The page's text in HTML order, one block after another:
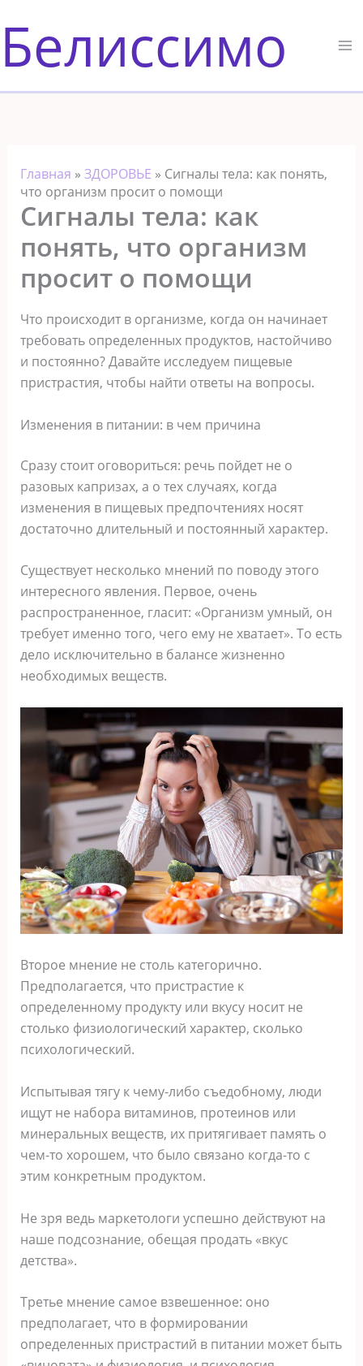
к
содержимому
Белиссимо
Главная » ЗДОРОВЬЕ » Сигналы тела: как понять,
что организм просит о помощи
Сигналы тела: как
понять, что организм
просит о помощи
Что происходит в организме, когда он начинает
требовать определенных продуктов, настойчиво
и постоянно? Давайте исследуем пищевые
пристрастия, чтобы найти ответы на вопросы.
Изменения в питании: в чем причина
Сразу стоит оговориться: речь пойдет не о
разовых капризах, а о тех случаях, когда
изменения в пищевых предпочтениях носят
достаточно длительный и постоянный характер.
Существует несколько мнений по поводу этого
интересного явления. Первое, очень
распространенное, гласит: «Организм умный, он
требует именно того, чего ему не хватает». То есть
дело исключительно в балансе жизненно
необходимых веществ.
Второе мнение не столь категорично.
Предполагается, что пристрастие к
определенному продукту или вкусу носит не
столько физиологический характер, сколько
психологический.
Испытывая тягу к чему-либо съедобному, люди
ищут не набора витаминов, протеинов или
минеральных веществ, их притягивает память о
чем-то хорошем, что было связано когда-то с
этим конкретным продуктом.
Не зря ведь маркетологи успешно действуют на
наше подсознание, обещая продать «вкус
детства».
Третье мнение самое взвешенное: оно
предполагает, что в формировании
определенных пристрастий в питании может быть